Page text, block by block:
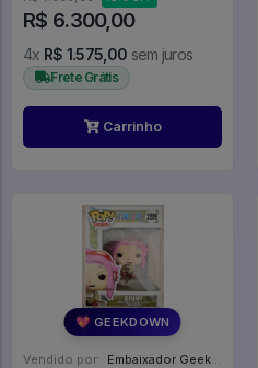
R$ 6.300,00
4x R$ 1.575,00 sem juros
Frete Grátis
Carrinho
💖 GEEKDOWN
Vendido por: Embaixador Geek - SP